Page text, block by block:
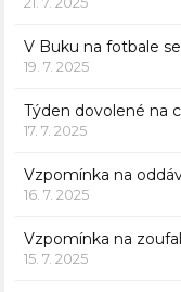
V Buku na fotbale
19. 7. 2025
Týden dovolené na
17. 7. 2025
Vzpomínka na
16. 7. 2025
Vzpomínka na
15. 7. 2025